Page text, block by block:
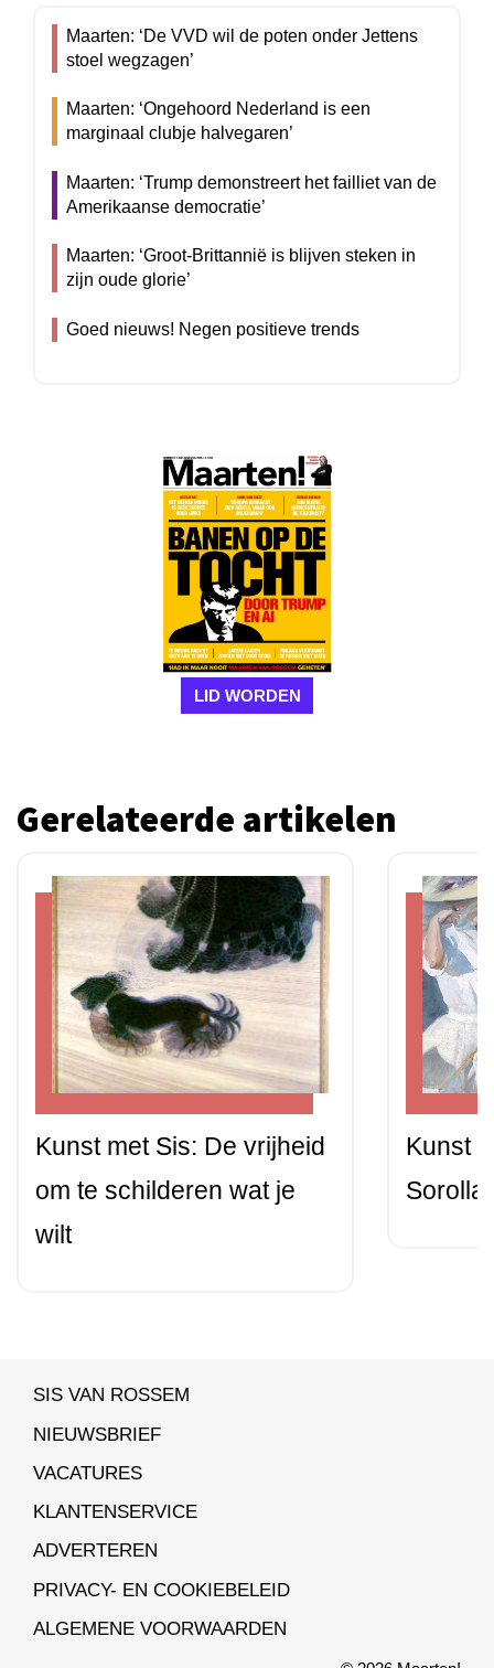
Maarten: ‘De VVD wil de poten onder Jettens
stoel wegzagen’
Maarten: ‘Ongehoord Nederland is een
marginaal clubje halvegaren’
Maarten: ‘Trump demonstreert het failliet van de
Amerikaanse democratie’
Maarten: ‘Groot-Brittannië is blijven steken in
zijn oude glorie’
Goed nieuws! Negen positieve trends
LID WORDEN
Gerelateerde artikelen
Kunst met Sis: De vrijheid
om te schilderen wat je
wilt
Kunst
Sorolla
SIS VAN ROSSEM
NIEUWSBRIEF
VACATURES
KLANTENSERVICE
ADVERTEREN
PRIVACY- EN COOKIEBELEID
ALGEMENE VOORWAARDEN